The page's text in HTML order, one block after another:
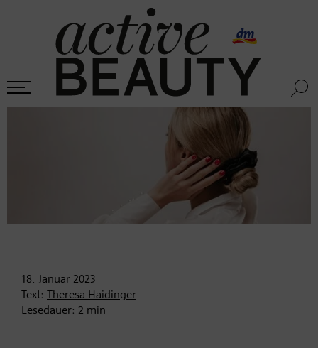
18. Januar 2023
Text:
Theresa Haidinger
Lesedauer: 2 min